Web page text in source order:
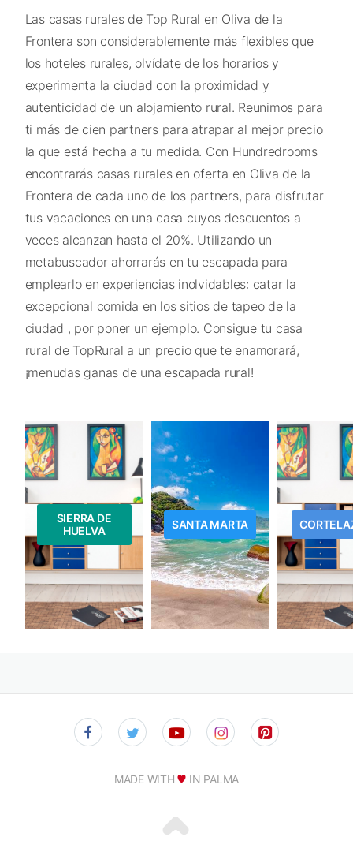
Las casas rurales de Top Rural en Oliva de la
Frontera son considerablemente más flexibles que
los hoteles rurales, olvídate de los horarios y
experimenta la ciudad con la proximidad y
autenticidad de un alojamiento rural. Reunimos para
ti más de cien partners para atrapar al mejor precio
la que está hecha a tu medida. Con Hundredrooms
encontrarás casas rurales en oferta en Oliva de la
Frontera de cada uno de los partners, para disfrutar
tus vacaciones en una casa cuyos descuentos a
veces alcanzan hasta el 20%. Utilizando un
metabuscador ahorrarás en tu escapada para
emplearlo en experiencias inolvidables: catar la
excepcional comida en los sitios de tapeo de la
ciudad , por poner un ejemplo. Consigue tu casa
rural de TopRural a un precio que te enamorará,
¡menudas ganas de una escapada rural!
SIERRA DE
HUELVA
SANTA MARTA
MADE WITH IN PALMA